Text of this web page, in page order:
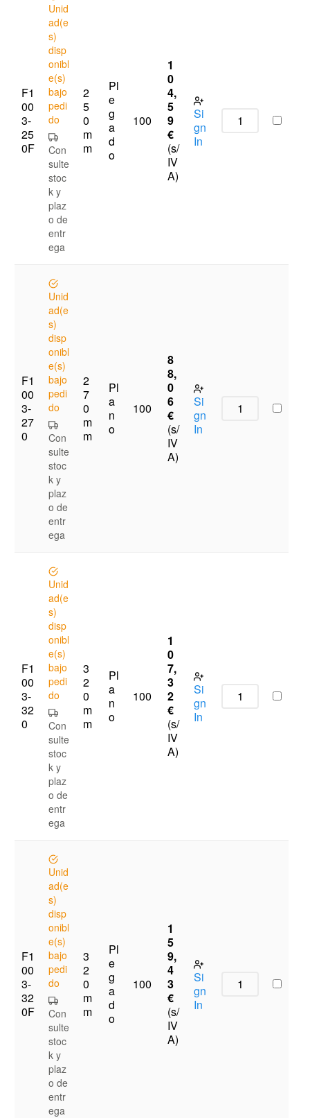
F1
00
3-
25
0F
Unid
ad(e
s)
disp
onibl
e(s)
bajo
pedi
do
Con
sulte
stoc
k y
plaz
o de
entr
ega
2
5
0
m
m
Pl
e
g
a
d
o
100
1
0
4,
5
9
€
(s/
IV
A)
Si
gn
In
F1
00
3-
27
0
Unid
ad(e
s)
disp
onibl
e(s)
bajo
pedi
do
Con
sulte
stoc
k y
plaz
o de
entr
ega
2
7
0
m
m
Pl
a
n
o
100
8
8,
0
6
€
(s/
IV
A)
Si
gn
In
F1
00
3-
32
0
Unid
ad(e
s)
disp
onibl
e(s)
bajo
pedi
do
Con
sulte
stoc
k y
plaz
o de
entr
ega
3
2
0
m
m
Pl
a
n
o
100
1
0
7,
3
2
€
(s/
IV
A)
Si
gn
In
F1
00
3-
32
0F
Unid
ad(e
s)
disp
onibl
e(s)
bajo
pedi
do
Con
sulte
stoc
k y
plaz
o de
entr
ega
3
2
0
m
m
Pl
e
g
a
d
o
100
1
5
9,
4
3
€
(s/
IV
A)
Si
gn
In